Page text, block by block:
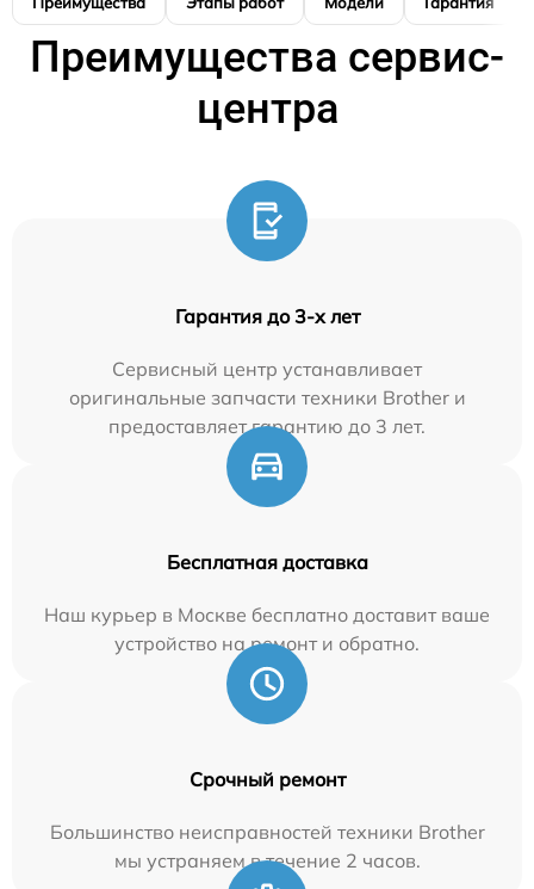
Преимущества сервис-
центра
Гарантия до 3-х лет
Сервисный центр устанавливает
оригинальные запчасти техники Brother и
предоставляет гарантию до 3 лет.
Бесплатная доставка
Наш курьер в Москве бесплатно доставит ваше
устройство на ремонт и обратно.
Срочный ремонт
Большинство неисправностей техники Brother
мы устраняем в течение 2 часов.